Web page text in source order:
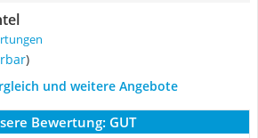
)
und weitere Angebote
Bewertung: GUT